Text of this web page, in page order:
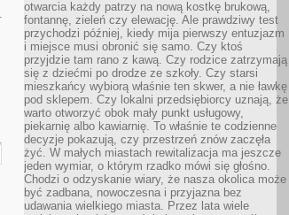
otwarcia każdy patrzy na nową kostkę brukową,
fontannę, zieleń czy elewację. Ale prawdziwy test
przychodzi później, kiedy mija pierwszy entuzjazm
i miejsce musi obronić się samo. Czy ktoś
przyjdzie tam rano z kawą. Czy rodzice zatrzymają
się z dziećmi po drodze ze szkoły. Czy starsi
mieszkańcy wybiorą właśnie ten skwer, a nie ławkę
pod sklepem. Czy lokalni przedsiębiorcy uznają, że
warto otworzyć obok mały punkt usługowy,
piekarnię albo kawiarnię. To właśnie te codzienne
decyzje pokazują, czy przestrzeń znów zaczęła
żyć. W małych miastach rewitalizacja ma jeszcze
jeden wymiar, o którym rzadko mówi się głośno.
Chodzi o odzyskanie wiary, że nasza okolica może
być zadbana, nowoczesna i przyjazna bez
udawania wielkiego miasta. Przez lata wiele